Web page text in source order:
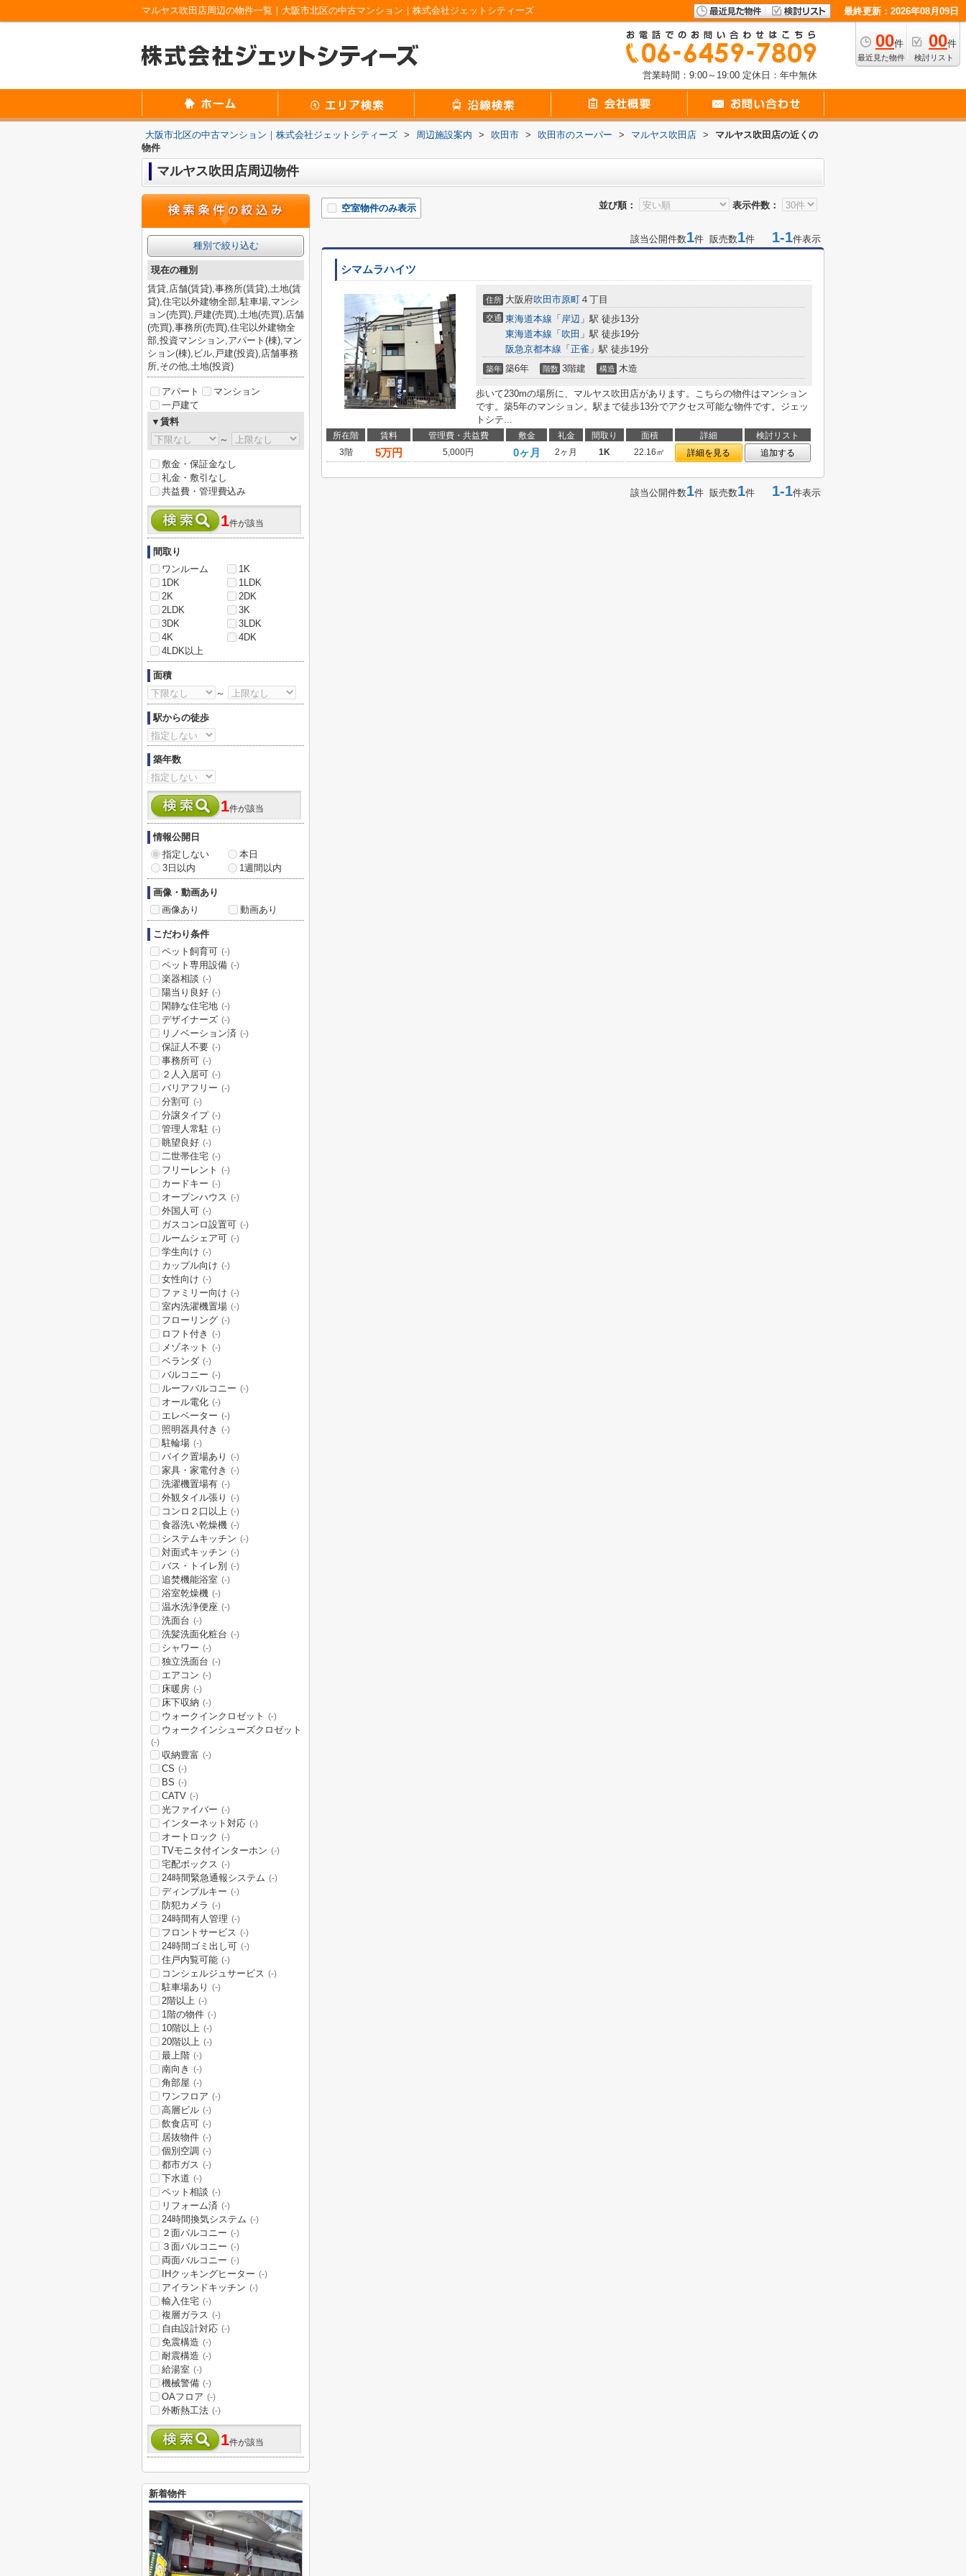
マルヤス吹田店周辺の物件一覧｜大阪市北区の中古マンション｜株式会社ジェットシティーズ 最終更新：2026年08月09日
00件
最近見た物件
00件
検討リスト
営業時間：9:00～19:00 定休日：年中無休
大阪市北区の中古マンション｜株式会社ジェットシティーズ > 周辺施設案内 > 吹田市 > 吹田市のスーパー > マルヤス吹田店 >
マルヤス吹田店の近くの
物件
マルヤス吹田店周辺物件
並び順： 表示件数：
空室物件のみ表示
該当公開件数1件 販売数1件 1-1件表示
シマムラハイツ
住所 大阪府吹田市原町 ４丁目
交通 東海道本線 「 岸辺 」駅 徒歩13分
東海道本線 「 吹田 」駅 徒歩19分
阪急京都本線 「 正雀 」駅 徒歩19分
築年 築6年 階数 3階建 構造 木造
歩いて230mの場所に、マルヤス吹田店があります。こちらの物件はマンション
です。築5年のマンション。駅まで徒歩13分でアクセス可能な物件です。ジェッ
トシテ...
所在階 賃料 管理費・共益費 敷金 礼金 間取り 面積 詳細
検討リスト
3階
5万円 5,000円 0ヶ月 2ヶ月 1K 22.16㎡ 詳細を見る 追加する
該当公開件数1件 販売数1件 1-1件表示
種別で絞り込む
現在の種別
賃貸,店舗(賃貸),事務所(賃貸),土地(賃
貸),住宅以外建物全部,駐車場,マンシ
ョン(売買),戸建(売買),土地(売買),店舗
(売買),事務所(売買),住宅以外建物全
部,投資マンション,アパート(棟),マン
ション(棟),ビル,戸建(投資),店舗事務
所,その他,土地(投資)
アパート
マンション
一戸建て
▼賃料
～
敷金・保証金なし
礼金・敷引なし
共益費・管理費込み
1件が該当
間取り
ワンルーム
1K
1DK
1LDK
2K
2DK
2LDK
3K
3DK
3LDK
4K
4DK
4LDK以上
面積
～
駅からの徒歩
築年数
1件が該当
情報公開日
指定しない
本日
3日以内
1週間以内
画像・動画あり
画像あり
動画あり
こだわり条件
ペット飼育可 (-)
ペット専用設備 (-)
楽器相談 (-)
陽当り良好 (-)
閑静な住宅地 (-)
デザイナーズ (-)
リノベーション済 (-)
保証人不要 (-)
事務所可 (-)
２人入居可 (-)
バリアフリー (-)
分割可 (-)
分譲タイプ (-)
管理人常駐 (-)
眺望良好 (-)
二世帯住宅 (-)
フリーレント (-)
カードキー (-)
オープンハウス (-)
外国人可 (-)
ガスコンロ設置可 (-)
ルームシェア可 (-)
学生向け (-)
カップル向け (-)
女性向け (-)
ファミリー向け (-)
室内洗濯機置場 (-)
フローリング (-)
ロフト付き (-)
メゾネット (-)
ベランダ (-)
バルコニー (-)
ルーフバルコニー (-)
オール電化 (-)
エレベーター (-)
照明器具付き (-)
駐輪場 (-)
バイク置場あり (-)
家具・家電付き (-)
洗濯機置場有 (-)
外観タイル張り (-)
コンロ２口以上 (-)
食器洗い乾燥機 (-)
システムキッチン (-)
対面式キッチン (-)
バス・トイレ別 (-)
追焚機能浴室 (-)
浴室乾燥機 (-)
温水洗浄便座 (-)
洗面台 (-)
洗髪洗面化粧台 (-)
シャワー (-)
独立洗面台 (-)
エアコン (-)
床暖房 (-)
床下収納 (-)
ウォークインクロゼット (-)
ウォークインシューズクロゼット
(-)
収納豊富 (-)
CS (-)
BS (-)
CATV (-)
光ファイバー (-)
インターネット対応 (-)
オートロック (-)
TVモニタ付インターホン (-)
宅配ボックス (-)
24時間緊急通報システム (-)
ディンプルキー (-)
防犯カメラ (-)
24時間有人管理 (-)
フロントサービス (-)
24時間ゴミ出し可 (-)
住戸内覧可能 (-)
コンシェルジュサービス (-)
駐車場あり (-)
2階以上 (-)
1階の物件 (-)
10階以上 (-)
20階以上 (-)
最上階 (-)
南向き (-)
角部屋 (-)
ワンフロア (-)
高層ビル (-)
飲食店可 (-)
居抜物件 (-)
個別空調 (-)
都市ガス (-)
下水道 (-)
ペット相談 (-)
リフォーム済 (-)
24時間換気システム (-)
２面バルコニー (-)
３面バルコニー (-)
両面バルコニー (-)
IHクッキングヒーター (-)
アイランドキッチン (-)
輸入住宅 (-)
複層ガラス (-)
自由設計対応 (-)
免震構造 (-)
耐震構造 (-)
給湯室 (-)
機械警備 (-)
OAフロア (-)
外断熱工法 (-)
1件が該当
新着物件